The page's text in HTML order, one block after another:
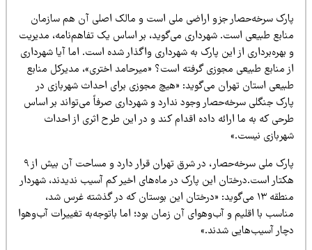
سرخه‌حصار جزو اراضی ملی است و مالک اصلی آن هم سازمان
طبیعی است. شهرداری می‌گوید، بر اساس یک تفاهم‌نامه، مدیریت
بهره‌برداری از این پارک به شهرداری واگذار شده است. اما آیا شهرداری
منابع طبیعی مجوزی گرفته است؟ «میرحامد اختری»، مدیرکل منابع
استان تهران می‌گوید: «هیچ مجوزی برای احداث شهربازی در
جنگلی سرخه‌حصار وجود ندارد و شهرداری صرفاً می‌تواند بر اساس
که به ما ارائه داده اقدام کند و در این طرح اثری از احداث
نیست.»
پارک ملی سرخه‌حصار، در شرق تهران قرار دارد و مساحت آن بیش از ۹
است.درختان این پارک در ماه‌های اخیر کم آسیب ندیدند، شهردار
منطقه ۱۳ می‌گوید: «درختان این بوستان که در گذشته غرس شد،
با اقلیم و آب‌وهوای آن زمان بود؛ اما باتوجه‌به تغییرات آب‌وهوا
آسیب‌هایی شدند.»